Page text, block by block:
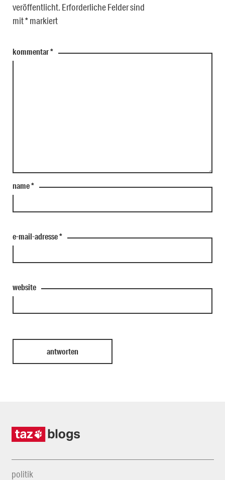
veröffentlicht. Erforderliche Felder sind
mit*markiert
kommentar*
name*
e-mail-adresse*
website
politik